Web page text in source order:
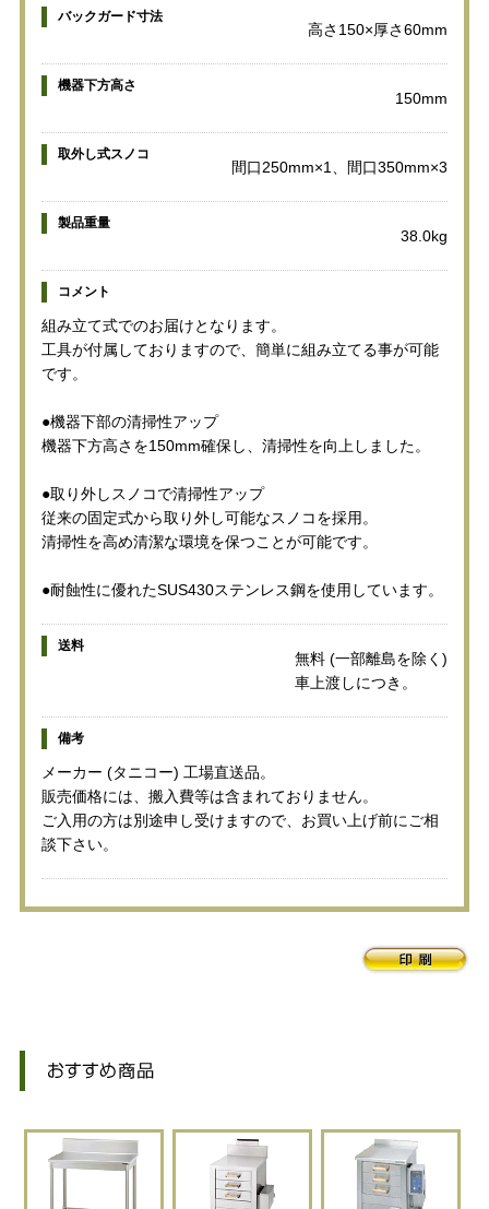
バックガード寸法
高さ150×厚さ60mm
機器下方高さ
150mm
取外し式スノコ
間口250mm×1、間口350mm×3
製品重量
38.0kg
コメント
組み立て式でのお届けとなります。
工具が付属しておりますので、簡単に組み立てる事が可能
です。
●機器下部の清掃性アップ
機器下方高さを150mm確保し、清掃性を向上しました。
●取り外しスノコで清掃性アップ
従来の固定式から取り外し可能なスノコを採用。
清掃性を高め清潔な環境を保つことが可能です。
●耐蝕性に優れたSUS430ステンレス鋼を使用しています。
送料
無料 (一部離島を除く)
車上渡しにつき。
備考
メーカー (タニコー) 工場直送品。
販売価格には、搬入費等は含まれておりません。
ご入用の方は別途申し受けますので、お買い上げ前にご相
談下さい。